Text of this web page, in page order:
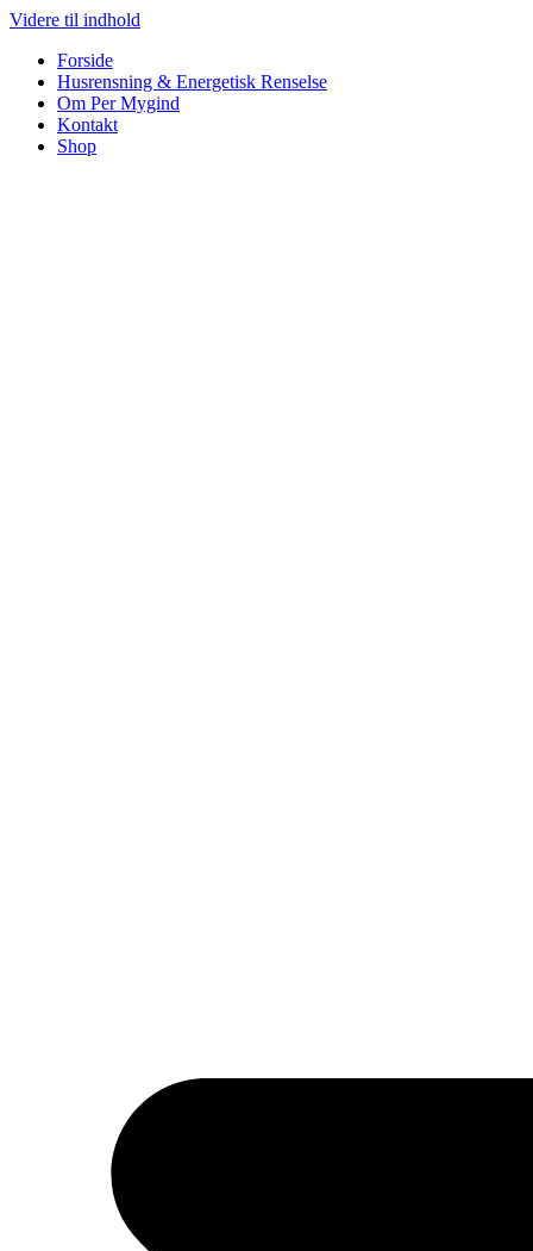
Videre til indhold
Forside
Husrensning & Energetisk Renselse
Om Per Mygind
Kontakt
Shop